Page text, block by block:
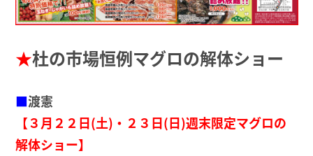
★杜の市場恒例マグロの解体ショー
■渡憲
【３月２２日(土)・２３日(日)週末限定マグロの
解体ショー】